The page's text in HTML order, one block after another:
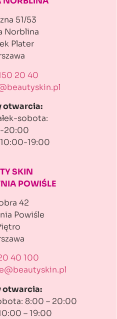
51/53
Norblina
Plater
20 40
otwarcia:
sobota:
20:00
19:00
SKIN
POWIŚLE
42
Powiśle
40 100
otwarcia:
8:00 – 20:00
– 19:00